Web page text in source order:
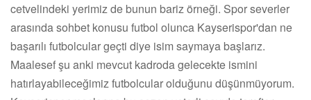
cetvelindeki yerimiz de bunun bariz örneği. Spor severler
arasında sohbet konusu futbol olunca Kayserispor'dan ne
başarılı futbolcular geçti diye isim saymaya başlarız.
Maalesef şu anki mevcut kadroda gelecekte ismini
hatırlayabileceğimiz futbolcular olduğunu düşünmüyorum.